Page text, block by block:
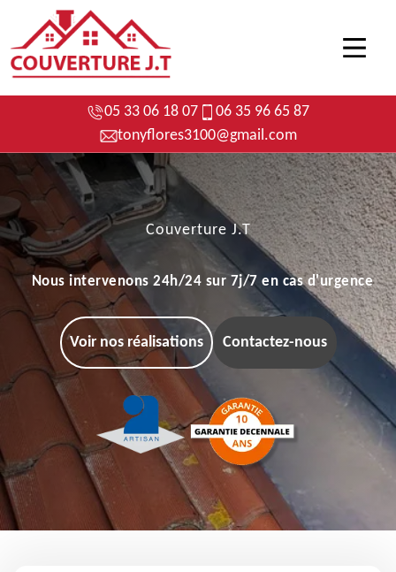
05 33 06 18 07
06 35 96 65 87
tonyflores3100@gmail.com
Couverture J.T
Nous intervenons 24h/24 sur 7j/7 en cas d'urgence
Voir nos réalisations Contactez-nous